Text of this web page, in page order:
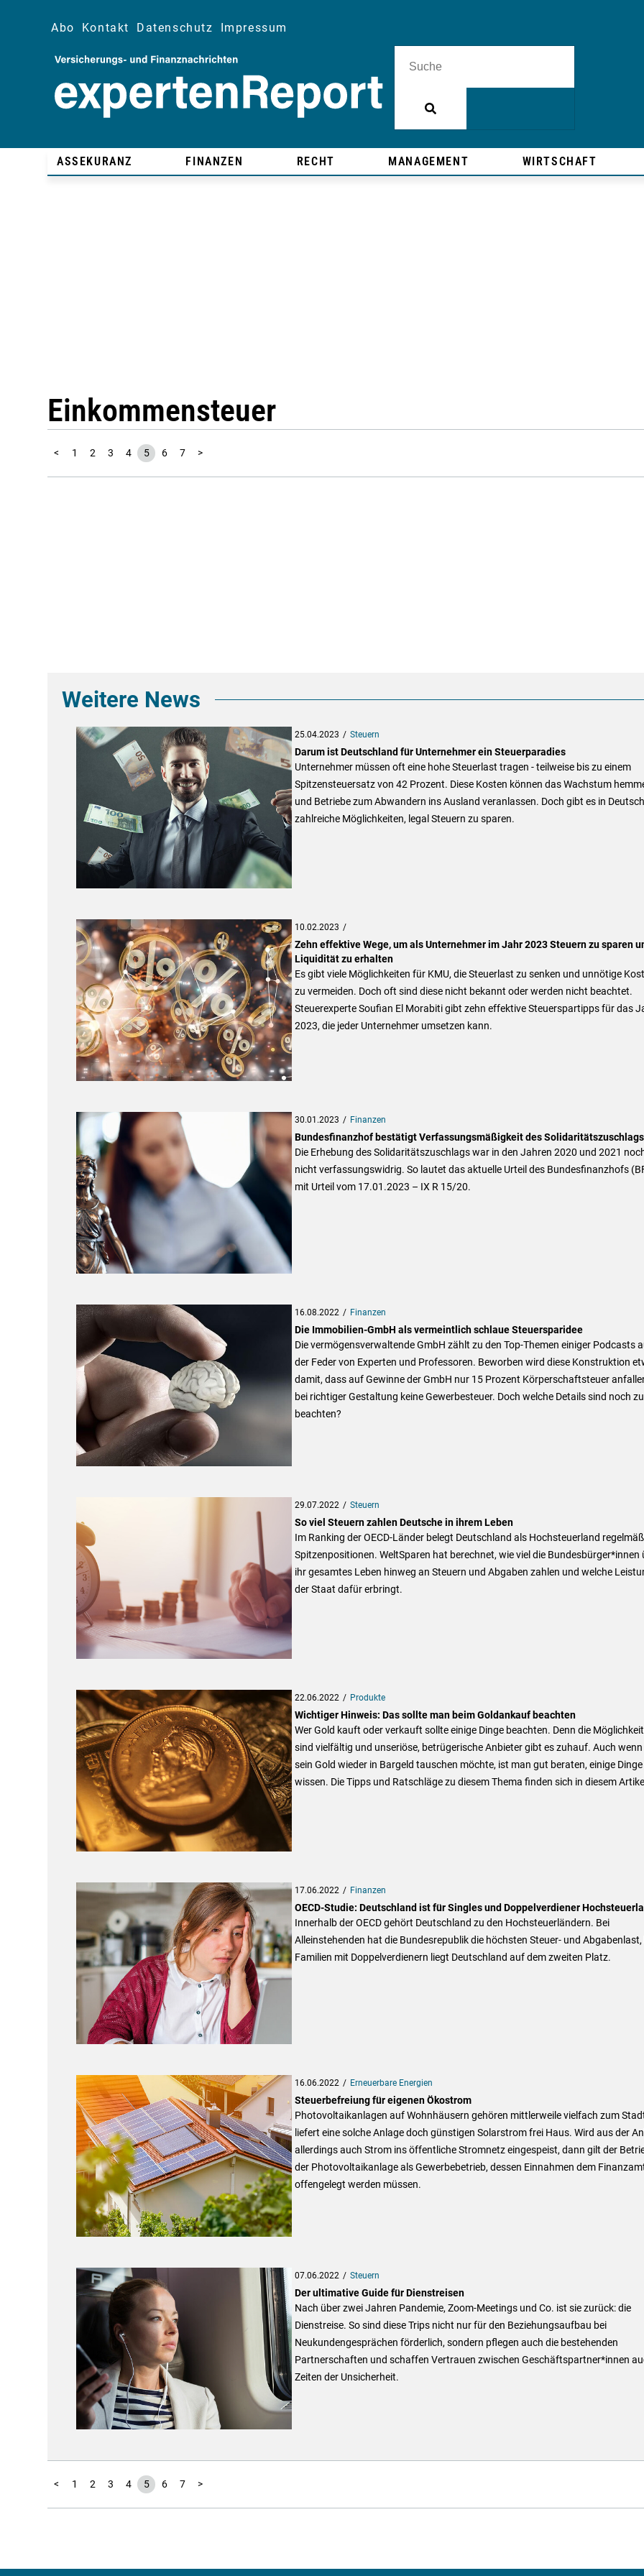
Abo Kontakt Datenschutz Impressum
ASSEKURANZ FINANZEN RECHT MANAGEMENT WIRTSCHAFT
Einkommensteuer
< 1 2 3 4 5 6 7 >
Weitere News
25.04.2023 Steuern
Darum ist Deutschland für Unternehmer ein Steuerparadies
Unternehmer müssen oft eine hohe Steuerlast tragen - teilweise bis zu einem
Spitzensteuersatz von 42 Prozent. Diese Kosten können das Wachstum
und Betriebe zum Abwandern ins Ausland veranlassen. Doch gibt es in
zahlreiche Möglichkeiten, legal Steuern zu sparen.
10.02.2023
Zehn effektive Wege, um als Unternehmer im Jahr 2023 Steuern zu sparen
Liquidität zu erhalten
Es gibt viele Möglichkeiten für KMU, die Steuerlast zu senken und unnötige
zu vermeiden. Doch oft sind diese nicht bekannt oder werden nicht beachtet.
Steuerexperte Soufian El Morabiti gibt zehn effektive Steuerspartipps für das
2023, die jeder Unternehmer umsetzen kann.
30.01.2023 Finanzen
Bundesfinanzhof bestätigt Verfassungsmäßigkeit des Solidaritätszuschlags
Die Erhebung des Solidaritätszuschlags war in den Jahren 2020 und 2021
nicht verfassungswidrig. So lautet das aktuelle Urteil des Bundesfinanzhofs
mit Urteil vom 17.01.2023 – IX R 15/20.
16.08.2022 Finanzen
Die Immobilien-GmbH als vermeintlich schlaue Steuersparidee
Die vermögensverwaltende GmbH zählt zu den Top-Themen einiger Podcasts
der Feder von Experten und Professoren. Beworben wird diese Konstruktion
damit, dass auf Gewinne der GmbH nur 15 Prozent Körperschaftsteuer
bei richtiger Gestaltung keine Gewerbesteuer. Doch welche Details sind noch zu
beachten?
29.07.2022 Steuern
So viel Steuern zahlen Deutsche in ihrem Leben
Im Ranking der OECD-Länder belegt Deutschland als Hochsteuerland
Spitzenpositionen. WeltSparen hat berechnet, wie viel die Bundesbürger*innen
ihr gesamtes Leben hinweg an Steuern und Abgaben zahlen und welche
der Staat dafür erbringt.
22.06.2022 Produkte
Wichtiger Hinweis: Das sollte man beim Goldankauf beachten
Wer Gold kauft oder verkauft sollte einige Dinge beachten. Denn die
sind vielfältig und unseriöse, betrügerische Anbieter gibt es zuhauf. Auch
sein Gold wieder in Bargeld tauschen möchte, ist man gut beraten, einige Dinge
wissen. Die Tipps und Ratschläge zu diesem Thema finden sich in diesem
17.06.2022 Finanzen
OECD-Studie: Deutschland ist für Singles und Doppelverdiener
Innerhalb der OECD gehört Deutschland zu den Hochsteuerländern. Bei
Alleinstehenden hat die Bundesrepublik die höchsten Steuer- und Abgabenlast,
Familien mit Doppelverdienern liegt Deutschland auf dem zweiten Platz.
16.06.2022 Erneuerbare Energien
Steuerbefreiung für eigenen Ökostrom
Photovoltaikanlagen auf Wohnhäusern gehören mittlerweile vielfach zum
liefert eine solche Anlage doch günstigen Solarstrom frei Haus. Wird aus der
allerdings auch Strom ins öffentliche Stromnetz eingespeist, dann gilt der
der Photovoltaikanlage als Gewerbebetrieb, dessen Einnahmen dem
offengelegt werden müssen.
07.06.2022 Steuern
Der ultimative Guide für Dienstreisen
Nach über zwei Jahren Pandemie, Zoom-Meetings und Co. ist sie zurück: die
Dienstreise. So sind diese Trips nicht nur für den Beziehungsaufbau bei
Neukundengesprächen förderlich, sondern pflegen auch die bestehenden
Partnerschaften und schaffen Vertrauen zwischen Geschäftspartner*innen
Zeiten der Unsicherheit.
< 1 2 3 4 5 6 7 >